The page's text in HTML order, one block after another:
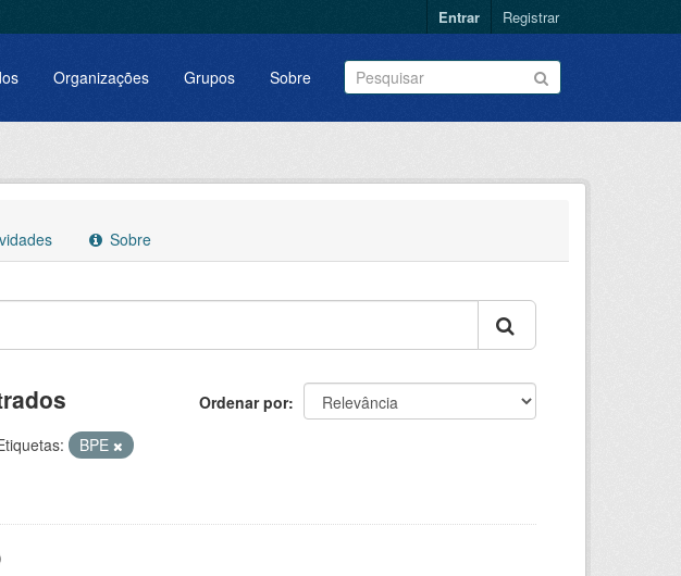
Entrar Registrar
Organizações Grupos Sobre
Sobre
Ordenar por
BPE